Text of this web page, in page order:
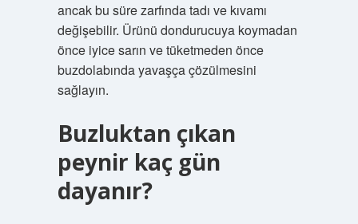
ancak bu süre zarfında tadı ve kıvamı
değişebilir. Ürünü dondurucuya koymadan
önce iyice sarın ve tüketmeden önce
buzdolabında yavaşça çözülmesini
sağlayın.
Buzluktan çıkan
peynir kaç gün
dayanır?